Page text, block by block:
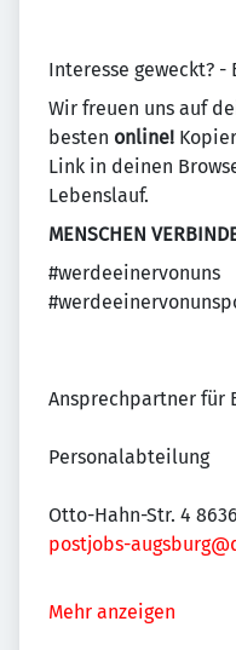
Interesse geweckt?
Wir freuen uns auf
besten online!
Link in deinen
Lebenslauf.
MENSCHEN
#werdeeinervonuns
Ansprechpartner für
Personalabteilung
Otto-Hahn-Str. 4
postjobs-
Mehr anzeigen